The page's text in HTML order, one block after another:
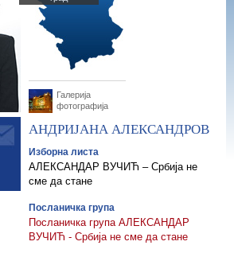
Галерија
фотографија
АНДРИЈАНААЛЕКСАНДРОВ
Изборна листа
АЛЕКСАНДАР ВУЧИЋ – Србија не
сме да стане
Посланичка група
Посланичка група АЛЕКСАНДАР
ВУЧИЋ - Србија не сме да стане